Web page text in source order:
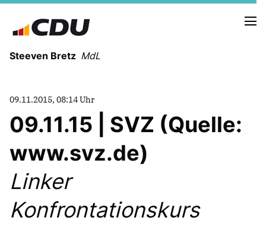
Steeven Bretz MdL
VITA
WAHLKREISBESUCHE
09.11.2015, 08:14 Uhr
09.11.15 | SVZ (Quelle:
www.svz.de)
Linker
Konfrontationskurs